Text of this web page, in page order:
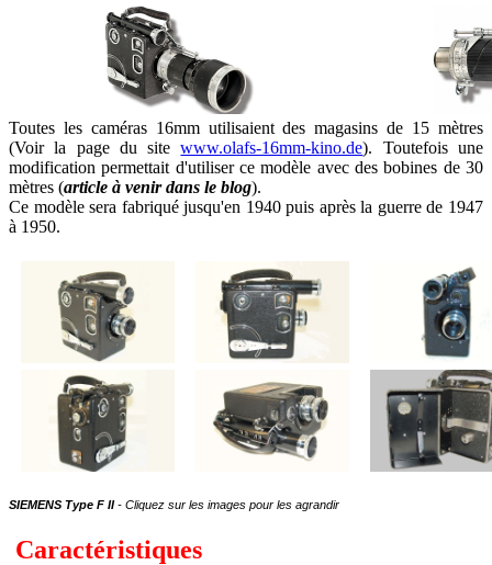
Toutes les caméras 16mm utilisaient des magasins de 15 mètres
(Voir la page du sitewww.olafs-16mm-kino.de). Toutefois une
modification permettait d'utiliser ce modèle avec des bobines de 30
mètres (article à venir dans le blog).
Ce modèle sera fabriqué jusqu'en 1940 puis après la guerre de 1947
à 1950.
SIEMENS Type F II- Cliquez sur les images pour les agrandir
Caractéristiques